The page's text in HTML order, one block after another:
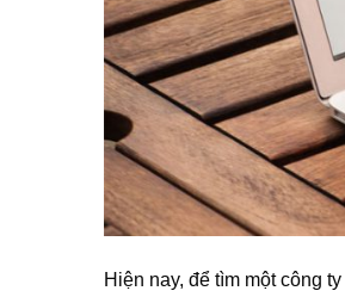
Hiện nay, để tìm một công ty